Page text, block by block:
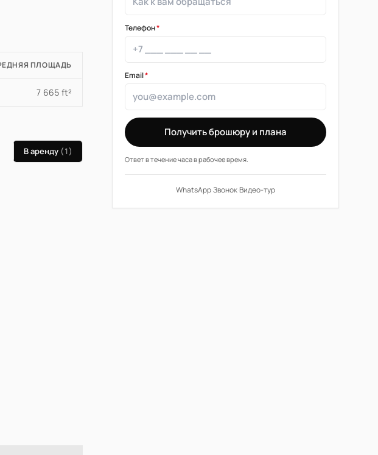
ПЛОЩАДЬ
7 665 ft²
В аренду (1)
Телефон*
Email*
Получить брошюру и плана
Ответ в течение часа в рабочее время.
WhatsApp·Звонок·Видео-тур